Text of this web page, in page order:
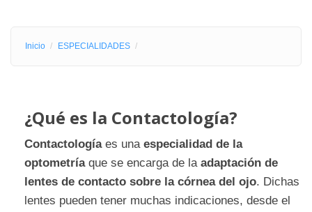
Inicio ESPECIALIDADES
¿Qué es la Contactología?
Contactologíaes una especialidad de la
optometríaque se encarga de la adaptación de
lentes de contacto sobre la córnea del ojo. Dichas
lentes pueden tener muchas indicaciones, desde el